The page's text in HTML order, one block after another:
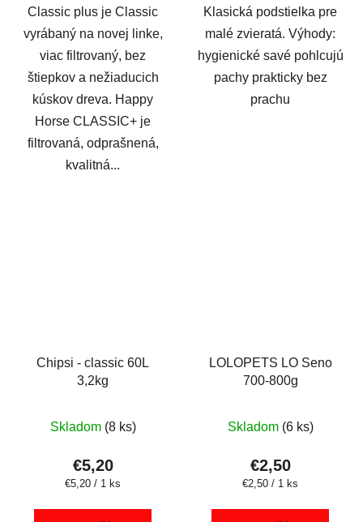
Classic plus je Classic
vyrábaný na novej linke,
viac filtrovaný, bez
štiepkov a nežiaducich
kúskov dreva. Happy
Horse CLASSIC+ je
filtrovaná, odprašnená,
kvalitná...
Klasická podstielka pre
malé zvieratá. Výhody:
hygienické savé pohlcujú
pachy prakticky bez
prachu
Chipsi - classic 60L
3,2kg
Skladom (8 ks)
€5,20
Jednotková
€5,20 / 1 ks
LOLOPETS LO Seno
700-800g
Skladom (6 ks)
€2,50
Jednotková
€2,50 / 1 ks